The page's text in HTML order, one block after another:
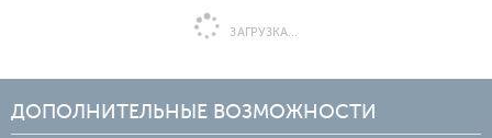
ЗАГРУЗКА...
ДОПОЛНИТЕЛЬНЫЕ ВОЗМОЖНОСТИ